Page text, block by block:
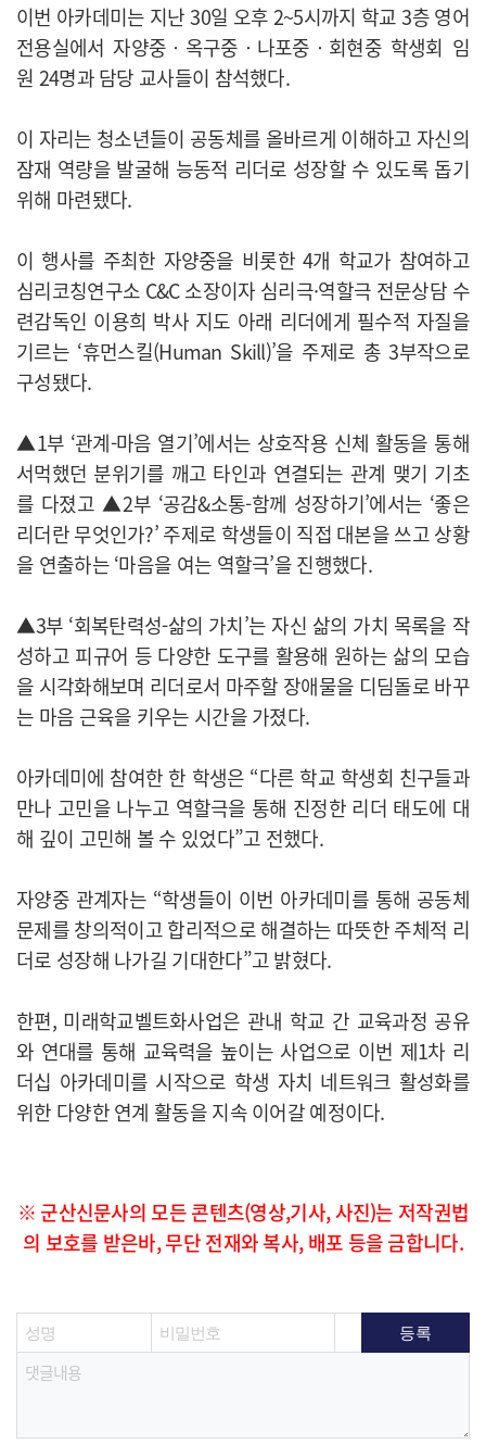
이번 아카데미는 지난 30일 오후 2~5시까지 학교 3층 영어
전용실에서 자양중‧옥구중‧나포중‧회현중 학생회 임
원 24명과 담당 교사들이 참석했다.
이 자리는 청소년들이 공동체를 올바르게 이해하고 자신의
잠재 역량을 발굴해 능동적 리더로 성장할 수 있도록 돕기
위해 마련됐다.
이 행사를 주최한 자양중을 비롯한 4개 학교가 참여하고
심리코칭연구소 C&C 소장이자 심리극·역할극 전문상담 수
련감독인 이용희 박사 지도 아래 리더에게 필수적 자질을
기르는 ‘휴먼스킬(Human Skill)’을 주제로 총 3부작으로
구성됐다.
▲1부 ‘관계-마음 열기’에서는 상호작용 신체 활동을 통해
서먹했던 분위기를 깨고 타인과 연결되는 관계 맺기 기초
를 다졌고 ▲2부 ‘공감&소통-함께 성장하기’에서는 ‘좋은
리더란 무엇인가?’ 주제로 학생들이 직접 대본을 쓰고 상황
을 연출하는 ‘마음을 여는 역할극’을 진행했다.
▲3부 ‘회복탄력성-삶의 가치’는 자신 삶의 가치 목록을 작
성하고 피규어 등 다양한 도구를 활용해 원하는 삶의 모습
을 시각화해보며 리더로서 마주할 장애물을 디딤돌로 바꾸
는 마음 근육을 키우는 시간을 가졌다.
아카데미에 참여한 한 학생은 “다른 학교 학생회 친구들과
만나 고민을 나누고 역할극을 통해 진정한 리더 태도에 대
해 깊이 고민해 볼 수 있었다”고 전했다.
자양중 관계자는 “학생들이 이번 아카데미를 통해 공동체
문제를 창의적이고 합리적으로 해결하는 따뜻한 주체적 리
더로 성장해 나가길 기대한다”고 밝혔다.
한편, 미래학교벨트화사업은 관내 학교 간 교육과정 공유
와 연대를 통해 교육력을 높이는 사업으로 이번 제1차 리
더십 아카데미를 시작으로 학생 자치 네트워크 활성화를
위한 다양한 연계 활동을 지속 이어갈 예정이다.
※ 군산신문사의 모든 콘텐츠(영상,기사, 사진)는 저작권법
의 보호를 받은바, 무단 전재와 복사, 배포 등을 금합니다.